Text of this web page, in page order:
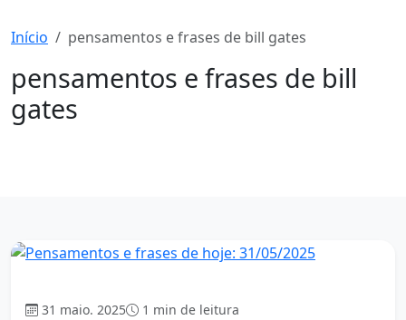
Início pensamentos e frases de bill gates
pensamentos e frases de bill
gates
31 maio. 2025 1 min de leitura